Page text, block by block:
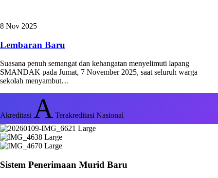
8 Nov 2025
Lembaran Baru
Suasana penuh semangat dan kehangatan menyelimuti lapang
SMANDAK pada Jumat, 7 November 2025, saat seluruh warga
sekolah menyambut…
Akreditasi A Terakreditasi Nasional
Sistem Penerimaan Murid Baru